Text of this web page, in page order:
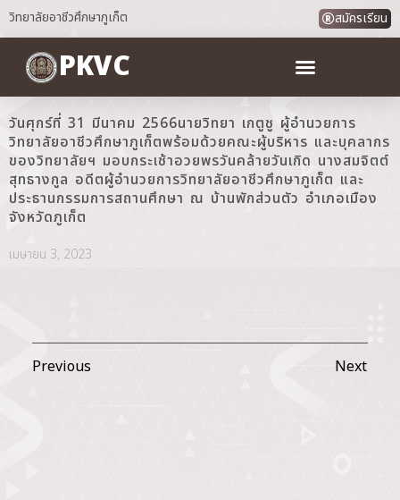
วิทยาลัยอาชีวศึกษาภูเก็ต สมัครเรียน
PKVC
วันศุกร์ที่ 31 มีนาคม 2566นายวิทยา เกตูชู ผู้อำนวยการ
วิทยาลัยอาชีวศึกษาภูเก็ตพร้อมด้วยคณะผู้บริหาร และบุคลากร
ของวิทยาลัยฯ มอบกระเช้าอวยพรวันคล้ายวันเกิด นางสมจิตต์
สุทธางกูล อดีตผู้อำนวยการวิทยาลัยอาชีวศึกษาภูเก็ต และ
ประธานกรรมการสถานศึกษา ณ บ้านพักส่วนตัว อำเภอเมือง
จังหวัดภูเก็ต
เมษายน 3, 2023
Previous Next